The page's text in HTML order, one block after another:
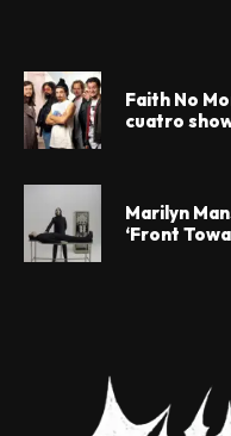
Faith No
cuatro
Marilyn
‘Front